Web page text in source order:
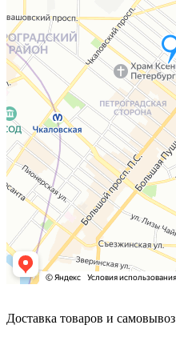
Доставка товаров и самовывоз